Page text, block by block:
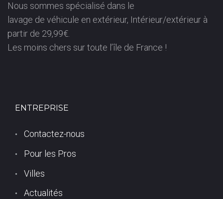
Nous sommes spécialisé dans le
lavage de véhicule en extérieur, Intérieur/extérieur à
partir de 29,99€.
Les moins chers sur toute l’île de France !
ENTREPRISE
Contactez-nous
Pour les Pros
Villes
Actualités